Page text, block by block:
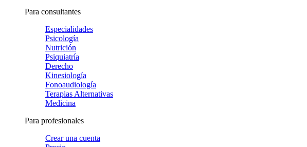
Para consultantes
Especialidades
Psicología
Nutrición
Psiquiatría
Derecho
Kinesiología
Fonoaudiología
Terapias Alternativas
Medicina
Para profesionales
Crear una cuenta